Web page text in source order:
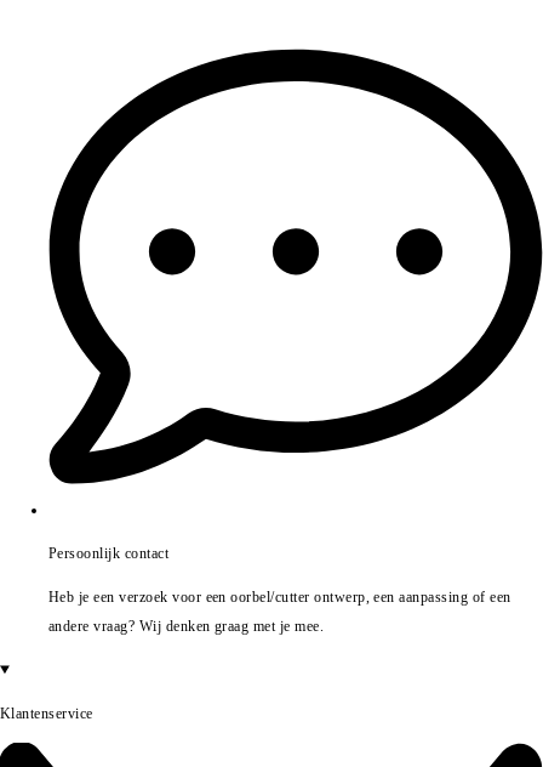
Persoonlijk contact
Heb je een verzoek voor een oorbel/cutter ontwerp, een aanpassing of een
andere vraag? Wij denken graag met je mee.
Klantenservice